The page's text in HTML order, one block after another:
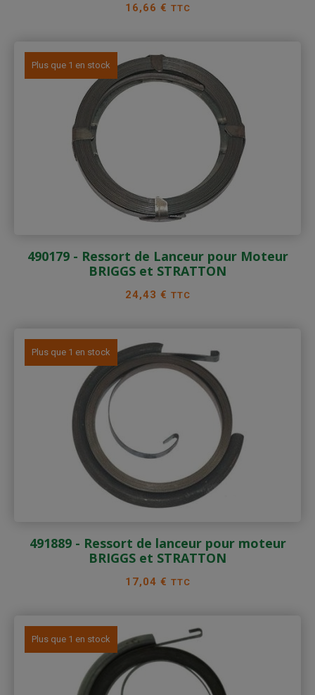
Prix
16,66 € TTC
Plus que 1 en stock
490179 - Ressort de Lanceur pour Moteur
BRIGGS et STRATTON
Prix
24,43 € TTC
Plus que 1 en stock
491889 - Ressort de lanceur pour moteur
BRIGGS et STRATTON
Prix
17,04 € TTC
Plus que 1 en stock